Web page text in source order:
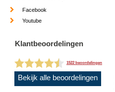
Facebook
Youtube
Klantbeoordelingen
1522 beoordelingen
Bekijk alle beoordelingen